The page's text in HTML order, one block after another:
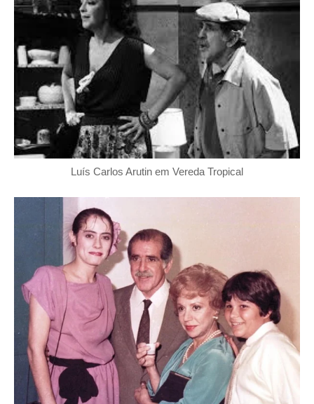
Luís Carlos Arutin em Vereda Tropical